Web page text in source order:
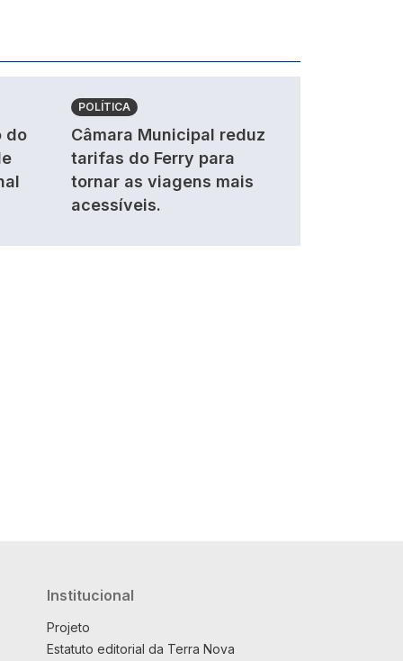
do
POLÍTICA
Câmara Municipal reduz
tarifas do Ferry para
tornar as viagens mais
acessíveis.
Institucional
Projeto
Estatuto editorial da Terra Nova